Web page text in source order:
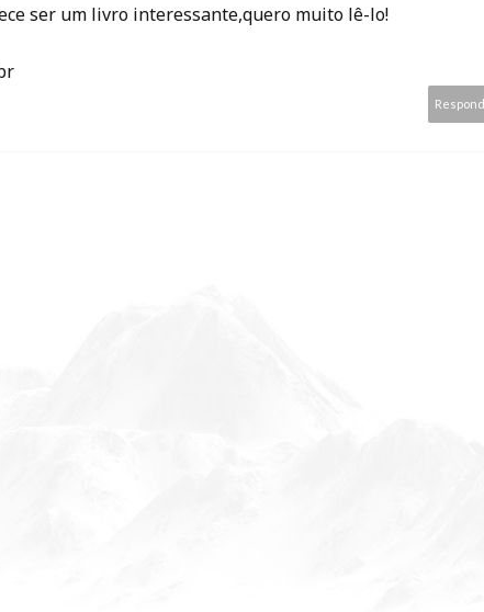
ser um livro interessante,quero muito lê-lo!